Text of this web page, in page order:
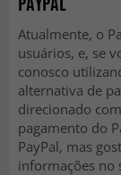
Atualmente, o
usuários, e, se
conosco
alternativa de
direcionado
pagamento do
PayPal, mas
informações no